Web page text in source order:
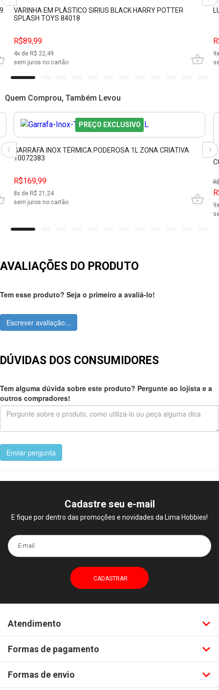
VARINHA EM PLÁSTICO SIRIUS BLACK HARRY POTTER
SPLASH TOYS 84018
R$89,99
4x de R$ 22,49
sem juros no cartão
9
Quem Comprou, Também Levou
PREÇO EXCLUSIVO
GARRAFA INOX TÉRMICA PODEROSA 1L ZONA CRIATIVA
10072383
R$169,99
8x de R$ 21,24
sem juros no cartão
9
AVALIAÇÕES DO PRODUTO
Tem esse produto? Seja o primeiro a avaliá-lo!
Escrever avaliação...
DÚVIDAS DOS CONSUMIDORES
Tem alguma dúvida sobre este produto? Pergunte ao lojista e a
outros compradores!
Enviar pergunta
Cadastre seu e-mail
E fique por dentro das promoções e novidades da Lima Hobbies!
E-mail
Atendimento
Formas de pagamento
Formas de envio